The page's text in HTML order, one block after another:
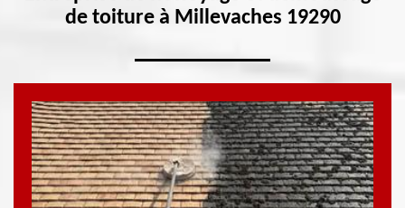
de toiture à Millevaches 19290